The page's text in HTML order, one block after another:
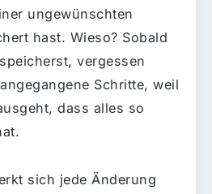
ungewünschten
hast. Wieso? Sobald
vergessen
Schritte, weil
dass alles so
sich jede Änderung